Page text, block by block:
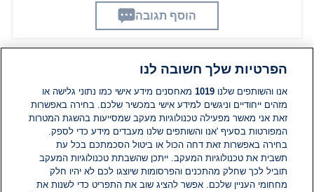
הוסף תגובה
תגובות
אין עדיין תגובות. היה הראשון להגיב
הוסף תגובה
הפרטיות שלך חשובה לנו
אנו והשותפים שלנו1019 מאחסנים מידע אישי כמו נתוני גלישה או
מזהים ייחודיים וניגשים למידע אישי במכשיר שלכם. בחירה באפשרות
זאת אני מאשר מפעילה טכנולוגיות מעקב שמסייעות בהשגת המטרות
המפורטות בסעיף 'אנו והשותפים שלנו מעבדים מידע כדי לספק.
בחירה באפשרות זאת דחה הכול או ביטול הסכמתכם בכל עת
תשבית את טכנולוגיות המעקב. ייתכן שהשבתת טכנולוגיות המעקב
תוביל לכך שחלק מהתכנים והפרסומות שיוצגו לכם לא יהיו חלק
מחחומי העניין שלכם. אפשר להציג שוב את התפריט כדי לשנות את